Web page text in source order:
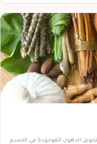
الدهون الموجودة في الجسم